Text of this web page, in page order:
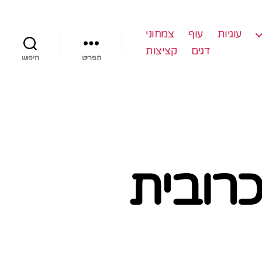
עוגיות עוף
צמחוני
דגים
קציצות
תפריט חיפוש